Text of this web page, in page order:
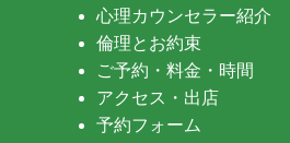
心理カウンセラー紹介
倫理とお約束
ご予約・料金・時間
アクセス・出店
予約フォーム